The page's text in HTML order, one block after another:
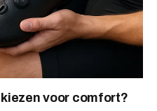
voor comfort?